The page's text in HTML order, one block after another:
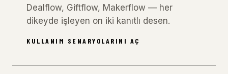
Dealflow, Giftflow, Makerflow — her
dikeyde işleyen on iki kanıtlı desen.
KULLANIM SENARYOLARINI AÇ